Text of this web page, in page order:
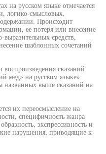
на русском языке отмечается
логико-смысловых,
Происходит
ее потеря или внесение
средств,
шаблонных сочетаний
сказаний
мед» на русском языке»
названных выше сказаний на
их переосмысление на
специфичность жанра
экспрессивность и
нарушения, приводящие к